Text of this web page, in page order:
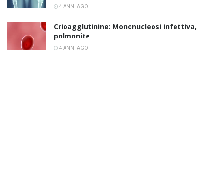
4 ANNI AGO
Crioagglutinine: Mononucleosi infettiva,
polmonite
4 ANNI AGO